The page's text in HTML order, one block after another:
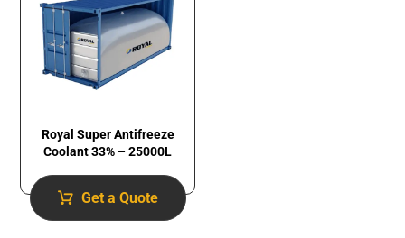
Royal Super Antifreeze
Coolant 33% – 25000L
Get a Quote